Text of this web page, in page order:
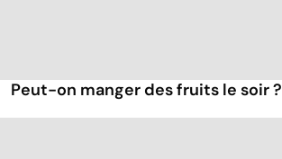
Peut-on manger des fruits le soir ?